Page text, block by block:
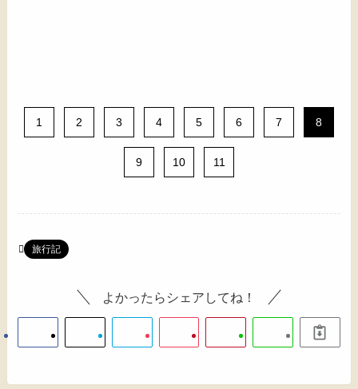
1 2 3 4 5 6 7 8
9 10 11
旅行記
よかったらシェアしてね！